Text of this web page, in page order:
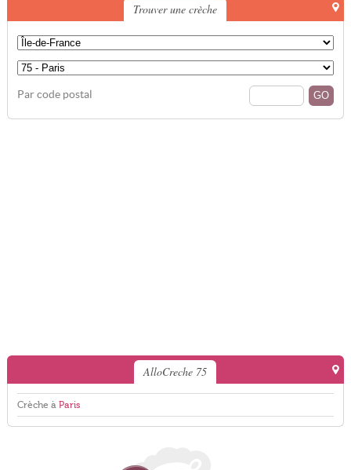
Trouver une crèche
Par code postal
AlloCreche 75
Crèche à Paris